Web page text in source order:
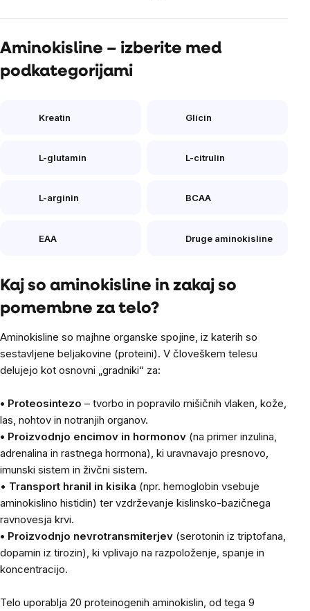
Aminokisline – izberite med
podkategorijami
Kreatin Glicin
L-glutamin L-citrulin
L-arginin BCAA
EAA Druge aminokisline
Kaj so aminokisline in zakaj so
pomembne za telo?
Aminokisline so majhne organske spojine, iz katerih so
sestavljene beljakovine (proteini). V človeškem telesu
delujejo kot osnovni „gradniki“ za:
• Proteosintezo – tvorbo in popravilo mišičnih vlaken, kože,
las, nohtov in notranjih organov.
• Proizvodnjo encimov in hormonov (na primer inzulina,
adrenalina in rastnega hormona), ki uravnavajo presnovo,
imunski sistem in živčni sistem.
• Transport hranil in kisika (npr. hemoglobin vsebuje
aminokislino histidin) ter vzdrževanje kislinsko-bazičnega
ravnovesja krvi.
• Proizvodnjo nevrotransmiterjev (serotonin iz triptofana,
dopamin iz tirozin), ki vplivajo na razpoloženje, spanje in
koncentracijo.
Telo uporablja 20 proteinogenih aminokislin, od tega 9